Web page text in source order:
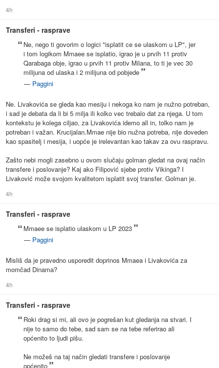
4h
Transferi - rasprave
Ne, nego ti govorim o logici "isplatit ce se ulaskom u LP", jer
i tom logikom Mmaee se isplatio, igrao je u prvih 11 protiv
Qarabaga obje, igrao u prvih 11 protiv Milana, to ti je vec 30
milijuna od ulaska i 2 milijuna od pobjede
— Paggini
Ne. Livakovića se gleda kao mesiju i nekoga ko nam je nužno potreban,
i sad je debata da li bi 5 milja ili kolko vec trebalo dat za njega. U tom
kontekstu je kolega ciljao, za Livakovića idemo all in, tolko nam je
potreban i važan. Krucijalan.Mmae nije bio nužna potreba, nije doveden
kao spasitelj i mesija, i uopće je irelevantan kao takav za ovu raspravu.
Zašto nebi mogli zasebno u ovom slučaju golman gledat na ovaj način
transfere i poslovanje? Kaj ako Filipović sjebe protiv Vikinga? I
Livaković može svojom kvalitetom isplatit svoj transfer. Golman je.
4h
Transferi - rasprave
Mmaee se isplatio ulaskom u LP 2023
— Paggini
Misliš da je pravedno usporedit doprinos Mmaea i Livakovića za
momčad Dinama?
4h
Transferi - rasprave
Roki drag si mi, ali ovo je pogrešan kut gledanja na stvari. I
nije to samo do tebe, sad sam se na tebe referirao ali
općenito to ljudi pišu.
Ne možeš na taj način gledati transfere i poslovanje
općenito